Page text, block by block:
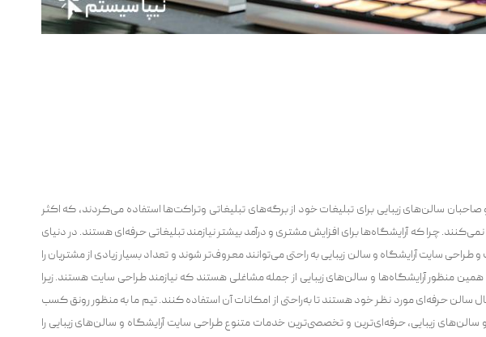
سالن‌های زیبایی برای تبلیغات خود از برگه‌های تبلیغاتی و‌تراکت‌ها استفاده می‌‌کردند، که اکثر
چرا که آرایشگاه‌ها برای افزایش مشتری و درآمد بیشتر نیازمند تبلیغاتی حرفه‌ای هستند. در دنیای
طراحی سایت آرایشگاه و سالن زیبایی به راحتی می‌‌توانند معروف‌تر شوند و تعداد بسیار زیادی از مشتریان را
منظور آرایشگاه‌ها و سالن‌های زیبایی از جمله مشاغلی هستند که نیازمند طراحی سایت هستند. زیرا
سالن حرفه‌ای مورد نظر خود هستند تا به‌راحتی از امکانات آن استفاده کنند. تیم ما به منظور رونق کسب
سالن‌های زیبایی، حرفه‌ای‌ترین و تخصصی‌ترین خدمات متنوع طراحی سایت آرایشگاه و سالن‌های زیبایی را